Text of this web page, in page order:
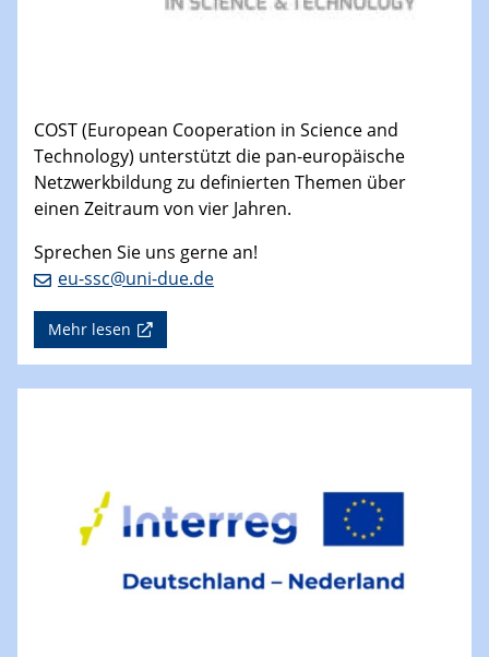
COST (European Cooperation in Science and
Technology) unterstützt die pan-europäische
Netzwerkbildung zu definierten Themen über
einen Zeitraum von vier Jahren.
Sprechen Sie uns gerne an!
eu-ssc@uni-due.de
Mehr lesen